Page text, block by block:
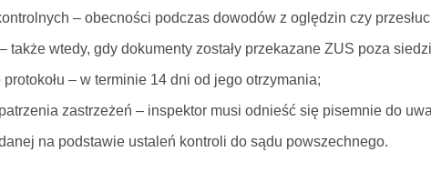
– obecności podczas dowodów z oględzin czy
także wtedy, gdy dokumenty zostały przekazane ZUS poza
– w terminie 14 dni od jego otrzymania;
zastrzeżeń – inspektor musi odnieść się pisemnie do
na podstawie ustaleń kontroli do sądu powszechnego.